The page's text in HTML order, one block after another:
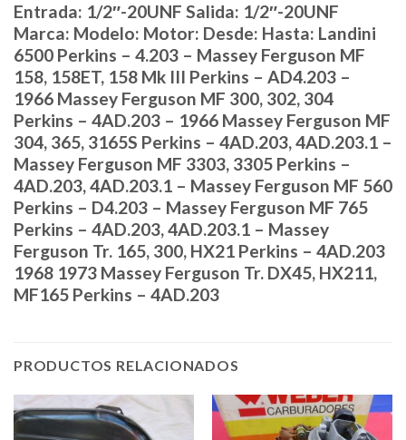
Entrada: 1/2″-20UNF Salida: 1/2″-20UNF
Marca: Modelo: Motor: Desde: Hasta: Landini
6500 Perkins – 4.203 – Massey Ferguson MF
158, 158ET, 158 Mk III Perkins – AD4.203 –
1966 Massey Ferguson MF 300, 302, 304
Perkins – 4AD.203 – 1966 Massey Ferguson MF
304, 365, 3165S Perkins – 4AD.203, 4AD.203.1 –
Massey Ferguson MF 3303, 3305 Perkins –
4AD.203, 4AD.203.1 – Massey Ferguson MF 560
Perkins – D4.203 – Massey Ferguson MF 765
Perkins – 4AD.203, 4AD.203.1 – Massey
Ferguson Tr. 165, 300, HX21 Perkins – 4AD.203
1968 1973 Massey Ferguson Tr. DX45, HX211,
MF165 Perkins – 4AD.203
PRODUCTOS RELACIONADOS